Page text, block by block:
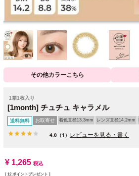
その他カラーこちら
1箱1枚入り
[1month] チュチュ キャラメル
送料無料 お取寄せ 着色直径13.3mm レンズ直径14.2mm
4.0 （1） レビューを見る・書く
¥ 1,265 税込
[ 12 ポイントプレゼント ]